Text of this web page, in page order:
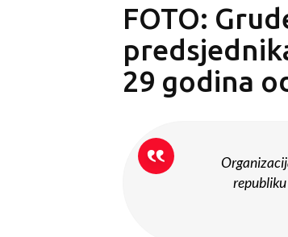
FOTO:
29 godina